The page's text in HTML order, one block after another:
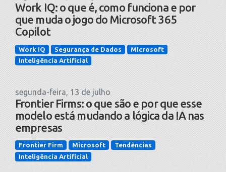
Work IQ: o que é, como funciona e por
que muda o jogo do Microsoft 365
Copilot
Work IQ Segurança de Dados
Microsoft
Inteligência Artificial
segunda-feira, 13 de julho
Frontier Firms: o que são e por que esse
modelo está mudando a lógica da IA nas
empresas
Frontier Firm Microsoft
Tendências
Inteligência Artificial